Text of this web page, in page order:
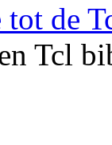
tot de
Tcl